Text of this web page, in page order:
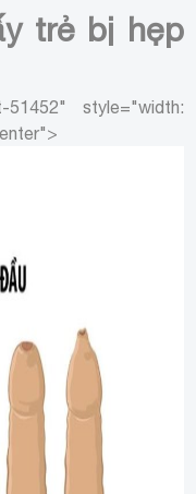
trẻ bị hẹp
51452" style="width: